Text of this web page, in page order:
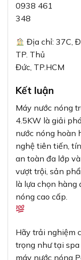
0938 461
348
Địa chỉ: 37C,
TP. Thủ
Đức, TP.HCM
Kết luận
Máy nước nóng
4.5KW là giải
nước nóng hoàn
nghệ tiên tiến,
an toàn đa lớp
vượt trội, sản
là lựa chọn hàng
nóng cao cấp.
Hãy trải nghiệm
trọng như tại spa
máy nước nóng